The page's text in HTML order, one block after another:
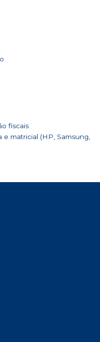
fiscais
matricial (HP, Samsung,